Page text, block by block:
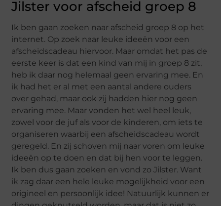
Jilster voor afscheid groep 8
Ik ben gaan zoeken naar afscheid groep 8 op het
internet. Op zoek naar leuke ideeën voor een
afscheidscadeau hiervoor. Maar omdat het pas de
eerste keer is dat een kind van mij in groep 8 zit,
heb ik daar nog helemaal geen ervaring mee. En
ik had het er al met een aantal andere ouders
over gehad, maar ook zij hadden hier nog geen
ervaring mee. Maar vonden het wel heel leuk,
zowel voor de juf als voor de kinderen, om iets te
organiseren waarbij een afscheidscadeau wordt
geregeld. En zij schoven mij naar voren om leuke
ideeën op te doen en dat bij hen voor te leggen.
Ik ben dus gaan zoeken en vond zo Jilster. Want
ik zag daar een hele leuke mogelijkheid voor een
origineel en persoonlijk idee! Natuurlijk kunnen er